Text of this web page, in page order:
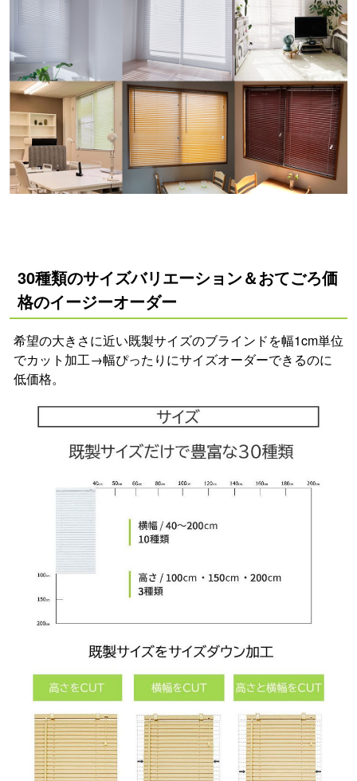
30種類のサイズバリエーション＆おてごろ価
格のイージーオーダー
希望の大きさに近い既製サイズのブラインドを幅1cm単位
でカット加工→幅ぴったりにサイズオーダーできるのに
低価格。